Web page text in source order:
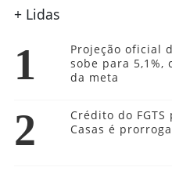
+ Lidas
1
Projeção oficial
sobe para 5,1%,
da meta
2
Crédito do FGTS
Casas é